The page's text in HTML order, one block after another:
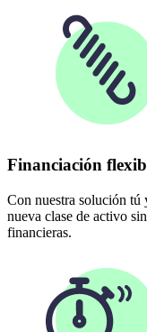
Financiación
Con nuestra solución tú
nueva clase de activo
financieras.